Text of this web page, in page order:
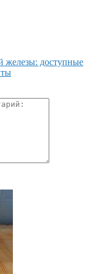
железы: доступные